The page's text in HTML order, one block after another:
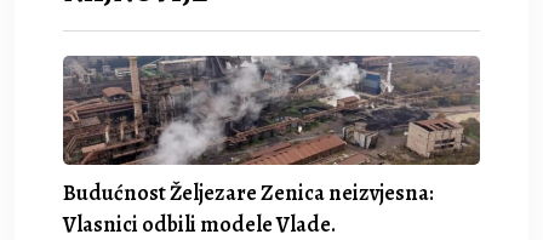
Budućnost Željezare Zenica neizvjesna:
Vlasnici odbili modele Vlade.